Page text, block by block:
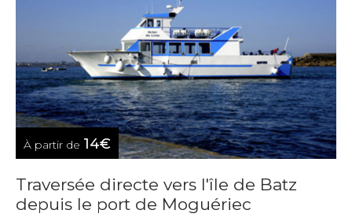
À partir de 14€
Traversée directe vers l'île de Batz
depuis le port de Moguériec